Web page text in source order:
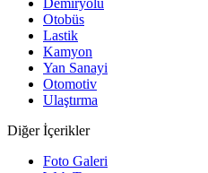
Otobüs
Lastik
Kamyon
Yan Sanayi
Otomotiv
Ulaştırma
Diğer İçerikler
Foto Galeri